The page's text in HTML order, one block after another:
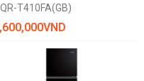
T410FA(GB)
VND